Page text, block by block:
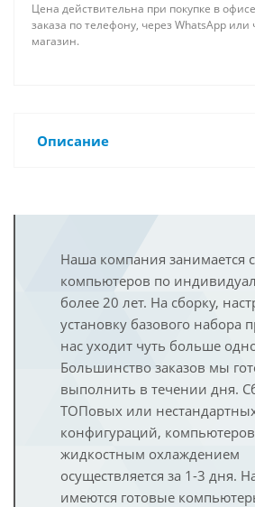
Цена действительна при покупке в
заказа по телефону, через WhatsApp или
магазин.
Описание
Наша компания занимается
компьютеров по
более 20 лет. На сборку,
установку базового набора
нас уходит чуть больше
Большинство заказов мы
выполнить в течении дня.
ТОПовых или
конфигураций,
жидкостным охлаждением
осуществляется за 1-3 дня.
имеются готовые